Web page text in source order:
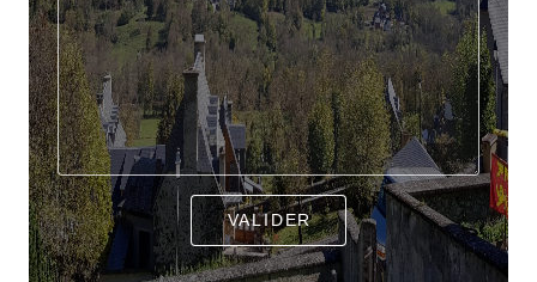
VALIDER